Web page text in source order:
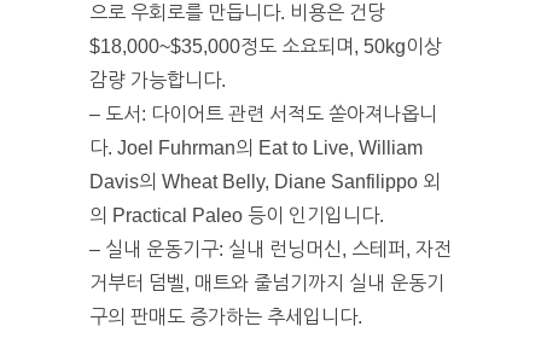
으로 우회로를 만듭니다. 비용은 건당
$18,000~$35,000정도 소요되며, 50kg이상
감량 가능합니다.
– 도서: 다이어트 관련 서적도 쏟아져나옵니
다. Joel Fuhrman의 Eat to Live, William
Davis의 Wheat Belly, Diane Sanfilippo 외
의 Practical Paleo 등이 인기입니다.
– 실내 운동기구: 실내 런닝머신, 스테퍼, 자전
거부터 덤벨, 매트와 줄넘기까지 실내 운동기
구의 판매도 증가하는 추세입니다.